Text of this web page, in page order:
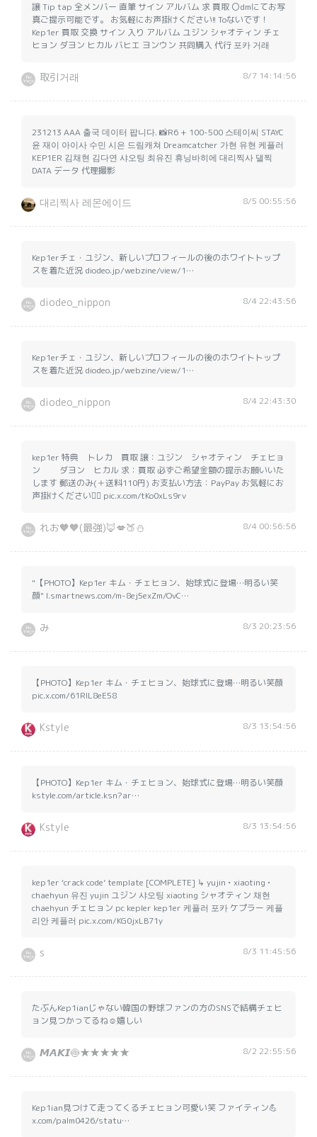
譲 Tip tap 全メンバー 直筆 サイン アルバム 求 買取 〇dmにてお写
真ご提示可能です。 お気軽にお声掛けください!! Toないです！
Kep1er 買取 交換 サイン 入り アルバム ユジン シャオティン チェ
ヒョン ダヨン ヒカル バヒエ ヨンウン 共同購入 代行 포카 거래
取引거래 8/7 14:14:56
231213 AAA 출국 데이터 팝니다. 📸R6 + 100-500 스테이씨 STAYC
윤 재이 아이사 수민 시은 드림캐쳐 Dreamcatcher 가현 유현 케플러
KEP1ER 김채현 김다연 샤오팅 최유진 휴닝바히에 대리찍사 댈찍
DATA データ 代理撮影
대리찍사 레몬에이드 8/5 00:55:56
Kep1erチェ・ユジン、新しいプロフィールの後のホワイトトップ
スを着た近況 diodeo.jp/webzine/view/1…
diodeo_nippon 8/4 22:43:56
Kep1erチェ・ユジン、新しいプロフィールの後のホワイトトップ
スを着た近況 diodeo.jp/webzine/view/1…
diodeo_nippon 8/4 22:43:30
kep1er 特典 トレカ 買取 譲：ユジン シャオティン チェヒョ
ン ダヨン ヒカル 求：買取 必ずご希望金額の提示お願いいた
します 郵送のみ(＋送料110円) お支払い方法：PayPay お気軽にお
声掛けください🙇‍♀️ pic.x.com/tKo0xLs9rv
れお🧡🧡(最強)🦊💋🍑⛄️ 8/4 00:56:56
"【PHOTO】Kep1er キム・チェヒョン、始球式に登場…明るい笑
顔" l.smartnews.com/m-8ej5exZm/OvC…
み 8/3 20:23:56
【PHOTO】Kep1er キム・チェヒョン、始球式に登場…明るい笑顔
pic.x.com/61RlL8eE58
Kstyle 8/3 13:54:56
【PHOTO】Kep1er キム・チェヒョン、始球式に登場…明るい笑顔
kstyle.com/article.ksn?ar…
Kstyle 8/3 13:54:56
kep1er ‘crack code’ template [COMPLETE] ↳ yujin • xiaoting •
chaehyun 유진 yujin ユジン 샤오팅 xiaoting シャオティン 채현
chaehyun チェヒョン pc kepler kep1er 케플러 포카 ケプラー 케플
리안 케플러 pic.x.com/KG0jxLB71y
s 8/3 11:45:56
たぶんKep1ianじゃない韓国の野球ファンの方のSNSで結構チェヒ
ョン見つかってるね☺️嬉しい
𝙈𝘼𝙆𝙄🍥★★★★★ 8/2 22:55:56
Kep1ian見つけて走ってくるチェヒョン可愛い笑 ファイティン💪
x.com/palm0426/statu…